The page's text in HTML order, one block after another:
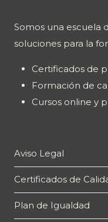
Somos una escuela
soluciones para la
Certificados de
Formación de
Cursos online y
Aviso Legal
Certificados de
Plan de Igualdad